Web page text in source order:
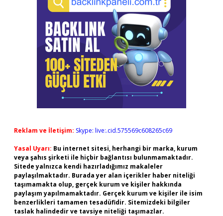
Reklam ve İletişim: Skype: live:.cid.575569c608265c69
Yasal Uyarı: Bu internet sitesi, herhangi bir marka, kurum
veya şahıs şirketi ile hiçbir bağlantısı bulunmamaktadır.
Sitede yalnızca kendi hazırladığımız makaleler
paylaşılmaktadır. Burada yer alan içerikler haber niteliği
taşımamakta olup, gerçek kurum ve kişiler hakkında
paylaşım yapılmamaktadır. Gerçek kurum ve kişiler ile isim
benzerlikleri tamamen tesadüfidir. Sitemizdeki bilgiler
taslak halindedir ve tavsiye niteliği taşımazlar.